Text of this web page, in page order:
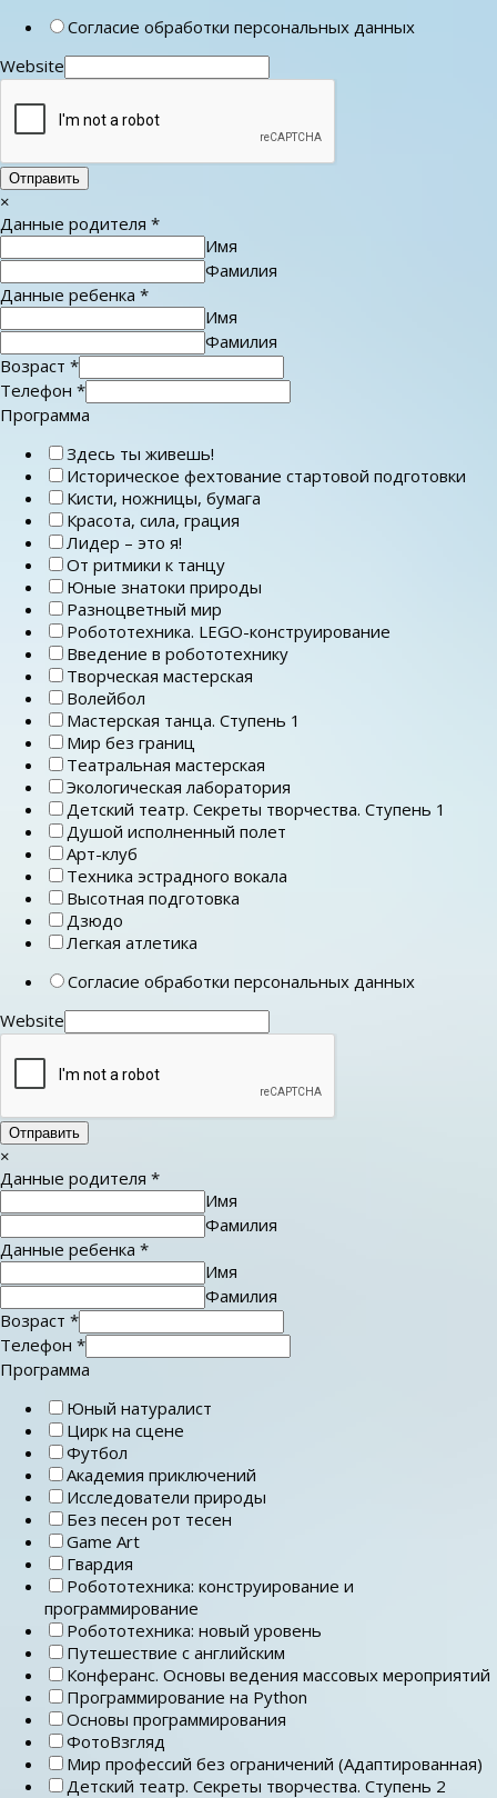
Согласие обработки персональных данных
Website
Отправить
×
Данные родителя *
Имя
Фамилия
Данные ребенка *
Имя
Фамилия
Возраст *
Телефон *
Программа
Здесь ты живешь!
Историческое фехтование стартовой подготовки
Кисти, ножницы, бумага
Красота, сила, грация
Лидер – это я!
От ритмики к танцу
Юные знатоки природы
Разноцветный мир
Робототехника. LEGO-конструирование
Введение в робототехнику
Творческая мастерская
Волейбол
Мастерская танца. Ступень 1
Мир без границ
Театральная мастерская
Экологическая лаборатория
Детский театр. Секреты творчества. Ступень 1
Душой исполненный полет
Арт-клуб
Техника эстрадного вокала
Высотная подготовка
Дзюдо
Легкая атлетика
Согласие обработки персональных данных
Website
Отправить
×
Данные родителя *
Имя
Фамилия
Данные ребенка *
Имя
Фамилия
Возраст *
Телефон *
Программа
Юный натуралист
Цирк на сцене
Футбол
Академия приключений
Исследователи природы
Без песен рот тесен
Game Art
Гвардия
Робототехника: конструирование и
программирование
Робототехника: новый уровень
Путешествие с английским
Конферанс. Основы ведения массовых мероприятий
Программирование на Python
Основы программирования
ФотоВзгляд
Мир профессий без ограничений (Адаптированная)
Детский театр. Секреты творчества. Ступень 2